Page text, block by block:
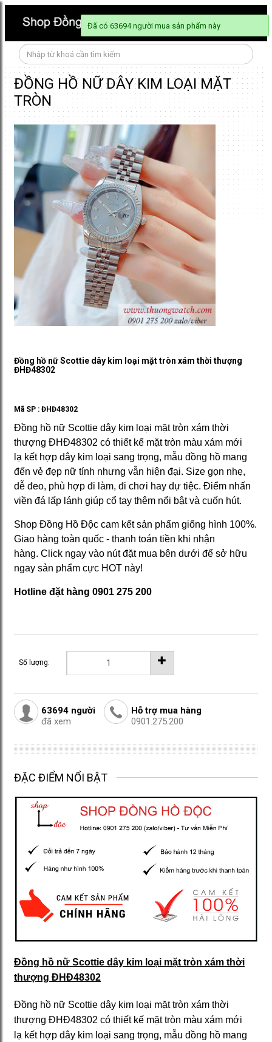
ĐỒNG HỒ NỮ DÂY KIM LOẠI MẶT
TRÒN
Đồng hồ nữ Scottie dây kim loại mặt tròn xám thời thượng
ĐHĐ48302
Mã SP : ĐHĐ48302
Đồng hồ nữ Scottie dây kim loại mặt tròn xám thời
thượng ĐHĐ48302 có thiết kế mặt tròn màu xám mới
lạ kết hợp dây kim loại sang trọng, mẫu đồng hồ mang
đến vẻ đẹp nữ tính nhưng vẫn hiện đại. Size gọn nhẹ,
dễ đeo, phù hợp đi làm, đi chơi hay dự tiệc. Điểm nhấn
viền đá lấp lánh giúp cổ tay thêm nổi bật và cuốn hút.
Shop Đồng Hồ Độc cam kết sản phẩm giống hình 100%.
Giao hàng toàn quốc - thanh toán tiền khi nhận
hàng. Click ngay vào nút đặt mua bên dưới để sở hữu
ngay sản phẩm cực HOT này!
Hotline đặt hàng 0901 275 200
Số lượng:
63694 người
đã xem
Hỗ trợ mua hàng
0901.275.200
ĐẶC ĐIỂM NỔI BẬT
Đồng hồ nữ Scottie dây kim loại mặt tròn xám thời
thượng ĐHĐ48302
Đồng hồ nữ Scottie dây kim loại mặt tròn xám thời
thượng ĐHĐ48302 có thiết kế mặt tròn màu xám mới
lạ kết hợp dây kim loại sang trọng, mẫu đồng hồ mang
Đã có 63694 người mua sản phẩm này